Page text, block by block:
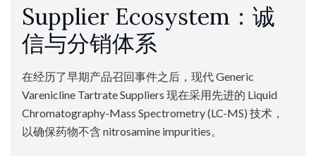
Supplier Ecosystem：诚
信与分销体系
在经历了早期产品召回事件之后，现代 Generic
Varenicline Tartrate Suppliers 现在采用先进的 Liquid
Chromatography-Mass Spectrometry (LC-MS) 技术，
以确保药物不含 nitrosamine impurities。